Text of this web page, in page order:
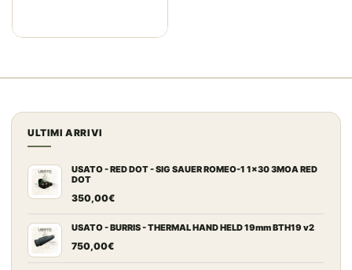
ULTIMI ARRIVI
USATO - RED DOT - SIG SAUER ROMEO-1 1x30 3MOA RED
DOT
350,00€
USATO - BURRIS - THERMAL HAND HELD 19mm BTH19 v2
750,00€